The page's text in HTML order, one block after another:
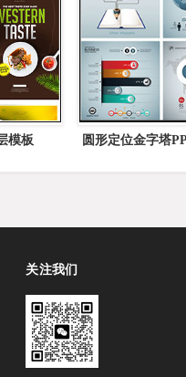
模板
圆形定位金字塔
关注我们